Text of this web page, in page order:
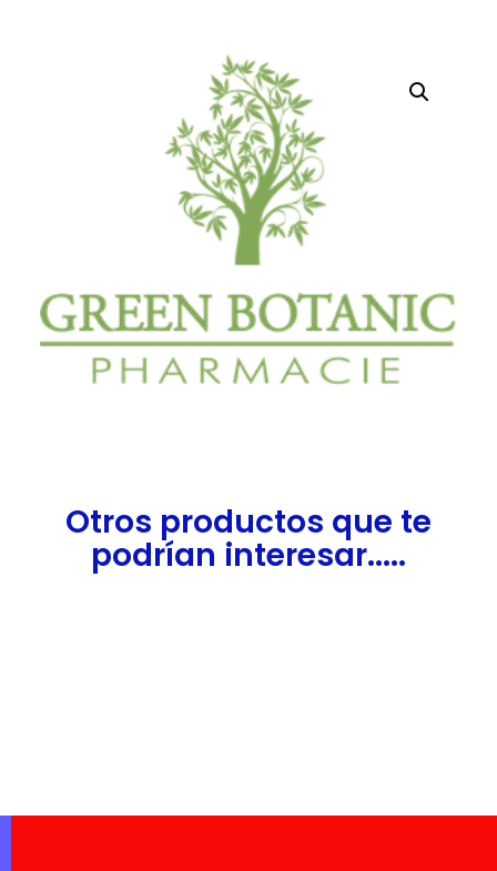
Otros productos que te
podrían interesar.....